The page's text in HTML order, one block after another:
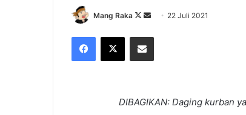
Mang Raka
Follow
X
Send 22 Juli 2021
Facebook
X Share via Email
DIBAGIKAN: Daging kurban